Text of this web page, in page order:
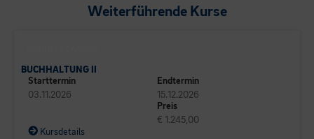
Weiterführende Kurse
BUCHHALTUNG II
Starttermin
03.11.2026
Endtermin
15.12.2026
Preis
€ 1.245,00
Kursdetails